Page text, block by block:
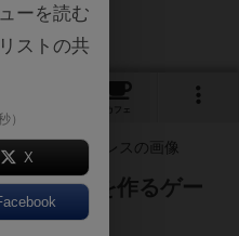
カフェ
く串料理を作るゲー
ーを読む
ストの共
）
X